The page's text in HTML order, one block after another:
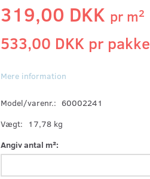
319,00 DKK pr m2
533,00 DKK pr pakke
Mere information
Model/varenr.: 60002241
Vægt:
17,78 kg
Angiv antal m²: